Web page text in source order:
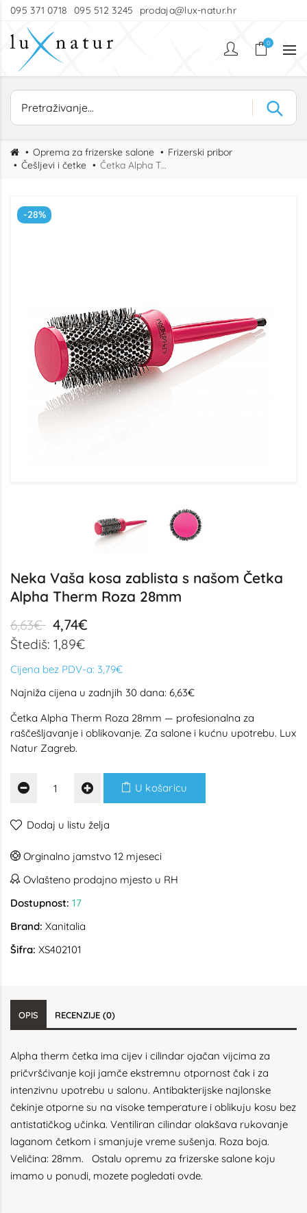
095 371 0718 095 512 3245 prodaja@lux-natur.hr
0
Oprema za frizerske salone
Frizerski pribor
Češljevi i četke
Četka Alpha Therm Roza 28mm
-28%
Neka Vaša kosa zablista s našom Četka
Alpha Therm Roza 28mm
6,63€ 4,74€
Štediš: 1,89€
Cijena bez PDV-a: 3,79€
Najniža cijena u zadnjih 30 dana: 6,63€
Četka Alpha Therm Roza 28mm — profesionalna za
raščešljavanje i oblikovanje. Za salone i kućnu upotrebu. Lux
Natur Zagreb.
U košaricu
Dodaj u listu želja
Orginalno jamstvo 12 mjeseci
Ovlašteno prodajno mjesto u RH
Dostupnost: 17
Brand: Xanitalia
Šifra: XS402101
OPIS RECENZIJE (0)
Alpha therm četka ima cijev i cilindar ojačan vijcima za
pričvršćivanje koji jamče ekstremnu otpornost čak i za
intenzivnu upotrebu u salonu. Antibakterijske najlonske
čekinje otporne su na visoke temperature i oblikuju kosu bez
antistatičkog učinka. Ventiliran cilindar olakšava rukovanje
laganom četkom i smanjuje vreme sušenja. Roza boja.
Veličina: 28mm. Ostalu opremu za frizerske salone koju
imamo u ponudi, mozete pogledati ovde.